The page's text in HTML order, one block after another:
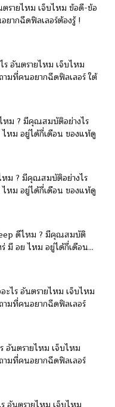
รายไหม เจ็บไหม ข้อดี-ข้อ
ยากฉีดฟิลเลอร์ต้องรู้ !
ร อันตรายไหม เจ็บไหม
มที่คนอยากฉีดฟิลเลอร์ ใต้
หม ? มีคุณสมบัติอย่างไร
ไหม อยู่ได้กี่เดือน ของแท้ดู
หม ? มีคุณสมบัติอย่างไร
ไหม อยู่ได้กี่เดือน ของแท้ดู
ดีไหม ? มีคุณสมบัติ
ร่ มี อย ไหม อยู่ได้กี่เดือน...
ะไร อันตรายไหม เจ็บไหม
ามที่คนอยากฉีดฟิลเลอร์
อันตรายไหม เจ็บไหม
ามที่คนอยากฉีดฟิลเลอร์